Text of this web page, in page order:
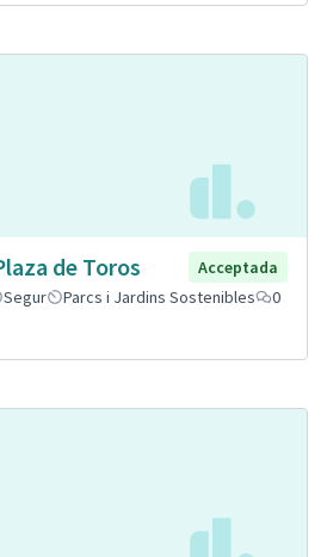
de Toros
Acceptada
Segur Parcs i Jardins Sostenibles
0